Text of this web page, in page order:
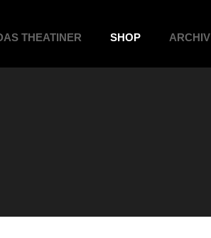
THEATINER SHOP ARCHIV